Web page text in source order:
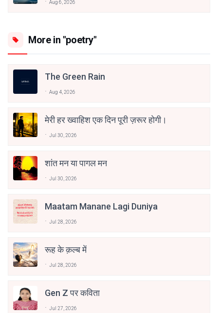
Aug 6, 2026
More in "poetry"
The Green Rain
Aug 4, 2026
मेरी हर ख्वाहिश एक दिन पूरी ज़रूर होगी।
Jul 30, 2026
शांत मन या पागल मन
Jul 30, 2026
Maatam Manane Lagi Duniya
Jul 28, 2026
रूह के क़ल्ब में
Jul 28, 2026
Gen Z पर कविता
Jul 27, 2026